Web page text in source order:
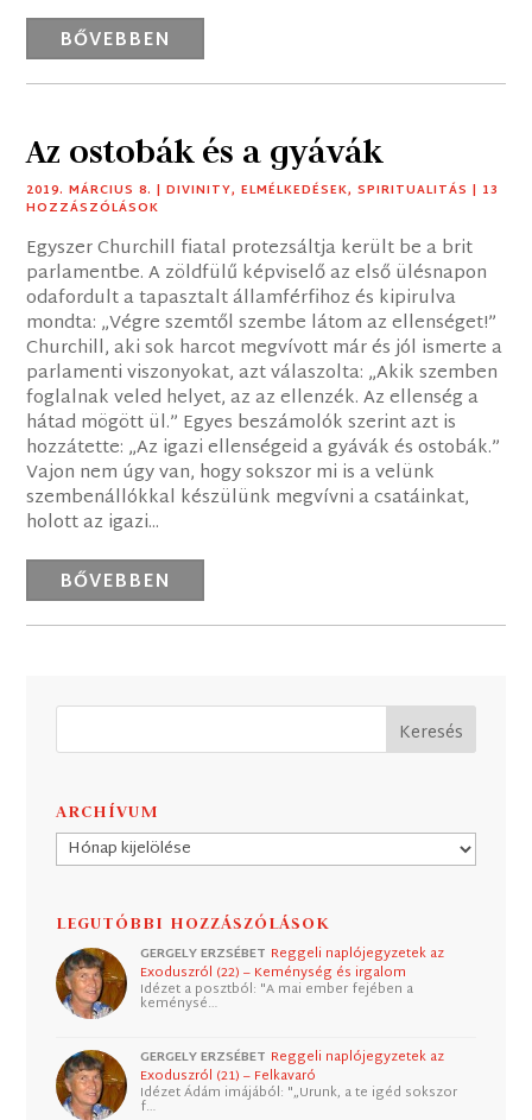
BŐVEBBEN
Az ostobák és a gyávák
2019. MÁRCIUS 8. |DIVINITY,ELMÉLKEDÉSEK,SPIRITUALITÁS | 13
HOZZÁSZÓLÁSOK
Egyszer Churchill fiatal protezsáltja került be a brit
parlamentbe. A zöldfülű képviselő az első ülésnapon
odafordult a tapasztalt államférfihoz és kipirulva
mondta: „Végre szemtől szembe látom az ellenséget!”
Churchill, aki sok harcot megvívott már és jól ismerte a
parlamenti viszonyokat, azt válaszolta: „Akik szemben
foglalnak veled helyet, az az ellenzék. Az ellenség a
hátad mögött ül.” Egyes beszámolók szerint azt is
hozzátette: „Az igazi ellenségeid a gyávák és ostobák.”
Vajon nem úgy van, hogy sokszor mi is a velünk
szembenállókkal készülünk megvívni a csatáinkat,
holott az igazi...
BŐVEBBEN
ARCHÍVUM
Archívum
LEGUTÓBBI HOZZÁSZÓLÁSOK
GERGELY ERZSÉBET Reggeli naplójegyzetek az
Exoduszról (22) – Keménység és irgalom
Idézet a posztból: "A mai ember fejében a
keménysé…
GERGELY ERZSÉBET Reggeli naplójegyzetek az
Exoduszról (21) – Felkavaró
Idézet Ádám imájából: "„Urunk, a te igéd sokszor
f…